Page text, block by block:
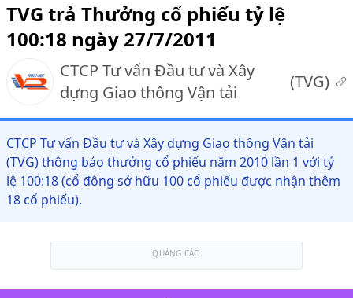
TVG trả Thưởng cổ phiếu tỷ lệ
100:18 ngày 27/7/2011
CTCP Tư vấn Đầu tư và Xây
dựng Giao thông Vận tải
(TVG)
CTCP Tư vấn Đầu tư và Xây dựng Giao thông Vận tải
(TVG) thông báo thưởng cổ phiếu năm 2010 lần 1 với tỷ
lệ 100:18 (cổ đông sở hữu 100 cổ phiếu được nhận thêm
18 cổ phiếu).
QUẢNG CÁO